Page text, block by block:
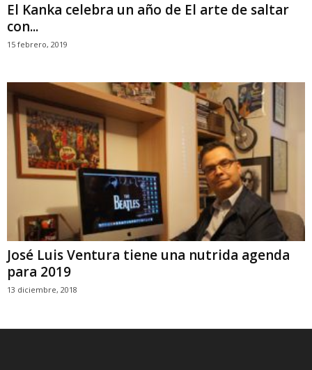
El Kanka celebra un año de El arte de saltar
con...
15 febrero, 2019
José Luis Ventura tiene una nutrida agenda
para 2019
13 diciembre, 2018